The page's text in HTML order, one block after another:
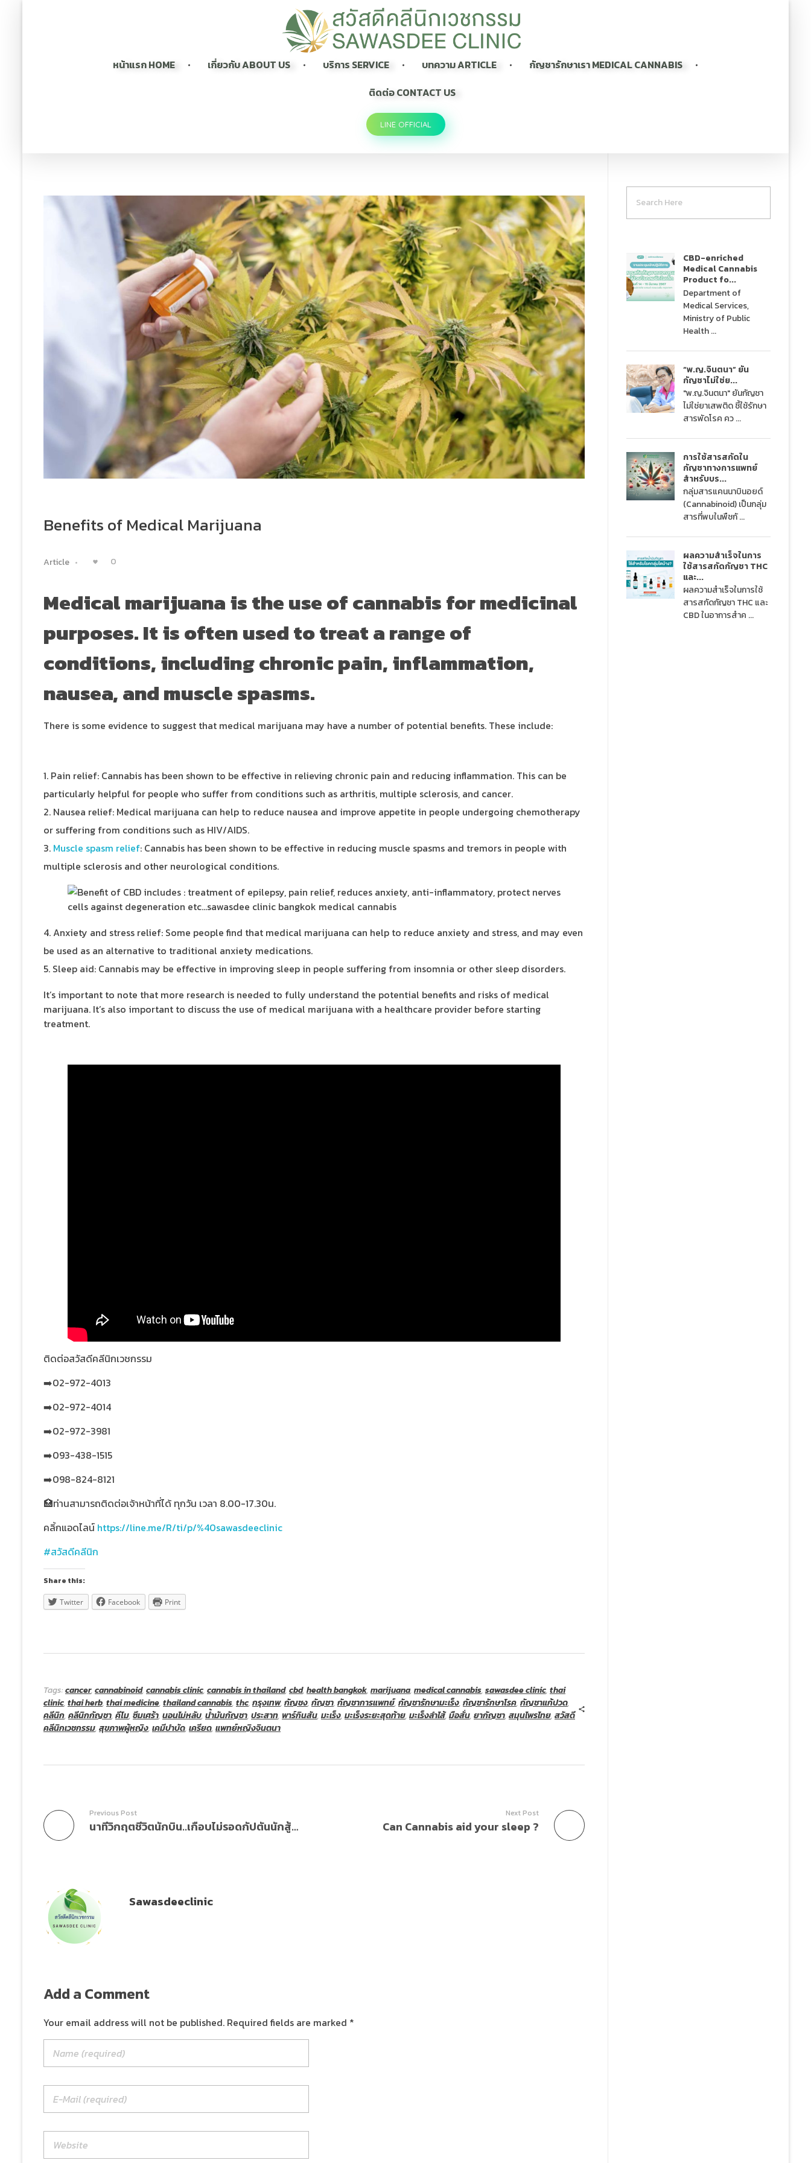
หน้าแรก HOME เกี่ยวกับ ABOUT US บริการ SERVICE บทความ ARTICLE
กัญชารักษาเรา MEDICAL CANNABIS
ติดต่อ CONTACT US
LINE OFFICIAL
Benefits of Medical Marijuana
Article 0
Medical marijuana is the use of cannabis for medicinal
purposes. It is often used to treat a range of
conditions, including chronic pain, inflammation,
nausea, and muscle spasms.
There is some evidence to suggest that medical marijuana may have a number of potential benefits. These include:
Pain relief: Cannabis has been shown to be effective in relieving chronic pain and reducing inflammation. This can be
particularly helpful for people who suffer from conditions such as arthritis, multiple sclerosis, and cancer.
Nausea relief: Medical marijuana can help to reduce nausea and improve appetite in people undergoing chemotherapy
or suffering from conditions such as HIV/AIDS.
Muscle spasm relief: Cannabis has been shown to be effective in reducing muscle spasms and tremors in people with
multiple sclerosis and other neurological conditions.
Anxiety and stress relief: Some people find that medical marijuana can help to reduce anxiety and stress, and may even
be used as an alternative to traditional anxiety medications.
Sleep aid: Cannabis may be effective in improving sleep in people suffering from insomnia or other sleep disorders.
It’s important to note that more research is needed to fully understand the potential benefits and risks of medical
marijuana. It’s also important to discuss the use of medical marijuana with a healthcare provider before starting
treatment.
ติดต่อสวัสดีคลีนิกเวชกรรม
➡️02-972-4013
➡️02-972-4014
➡️02-972-3981
➡️093-438-1515
➡️098-824-8121
🏥ท่านสามารถติดต่อเจ้าหน้าที่ได้ ทุกวัน เวลา 8.00-17.30น.
คลิ้กแอดไลน์ https://line.me/R/ti/p/%40sawasdeeclinic
#สวัสดีคลีนิก
Share this:
Twitter Facebook Print
Tags:cancer,cannabinoid,cannabis clinic,cannabis in thailand,cbd,health bangkok,marijuana,medical cannabis,sawasdee clinic,thai
clinic,thai herb,thai medicine,thailand cannabis,thc,กรุงเทพ,กัญชง,กัญชา,กัญชาการแพทย์,กัญชารักษามะเร็ง,กัญชารักษาโรค,กัญชาแก้ปวด,
คลีนิก,คลีนิกกัญชา,คีโม,ซึมเศร้า,นอนไม่หลับ,น้ำมันกัญชา,ประสาท,พาร์กินสัน,มะเร็ง,มะเร็งระยะสุดท้าย,มะเร็งลำไส้,มือสั่น,ยากัญชา,สมุนไพรไทย,สวัสดี
คลีนิกเวชกรรม,สุขภาพผู้หญิง,เคมีบำบัด,เครียด,แพทย์หญิงจินตนา
Previous Post
นาทีวิกฤตชีวิตนักบิน..เกือบไม่รอดกัปตันนักสู้มะเร็งเม็ดเลือดขาว!- กัญชาทางการเเพทย์
Next Post
Can Cannabis aid your sleep ?
Sawasdeeclinic
Add a Comment
Your email address will not be published. Required fields are marked *
CBD-enriched
Medical Cannabis
Product fo...
Department of
Medical Services,
Ministry of Public
Health ...
“พ.ญ.จินตนา” ยัน
กัญชาไม่ใช่ย...
"พ.ญ.จินตนา" ยันกัญชา
ไม่ใช่ยาเสพติด ชี้ใช้รักษา
สารพัดโรค คว ...
การใช้สารสกัดใน
กัญชาทางการแพทย์
สำหรับบร...
กลุ่มสารแคนนาบินอยด์
(Cannabinoid) เป็นกลุ่ม
สารที่พบในพืชกั ...
ผลความสำเร็จในการ
ใช้สารสกัดกัญชา THC
และ...
ผลความสำเร็จในการใช้
สารสกัดกัญชา THC และ
CBD ในอาการสำค ...